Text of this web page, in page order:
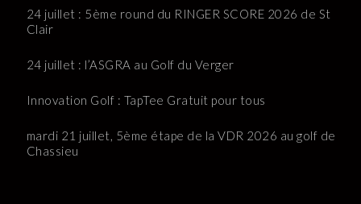
24 juillet : 5ème round du RINGER SCORE 2026 de St
Clair
24 juillet : l’ASGRA au Golf du Verger
Innovation Golf : TapTee Gratuit pour tous
mardi 21 juillet, 5ème étape de la VDR 2026 au golf de
Chassieu